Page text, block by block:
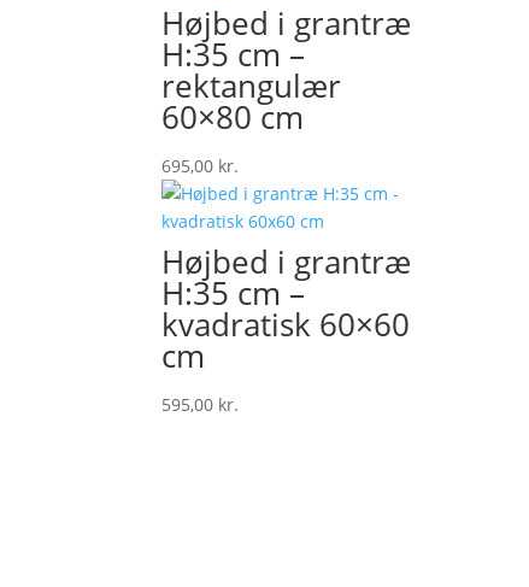
Højbed i grantræ
H:35 cm –
rektangulær
60×80 cm
695,00 kr.
Højbed i grantræ
H:35 cm –
kvadratisk 60×60
cm
595,00 kr.